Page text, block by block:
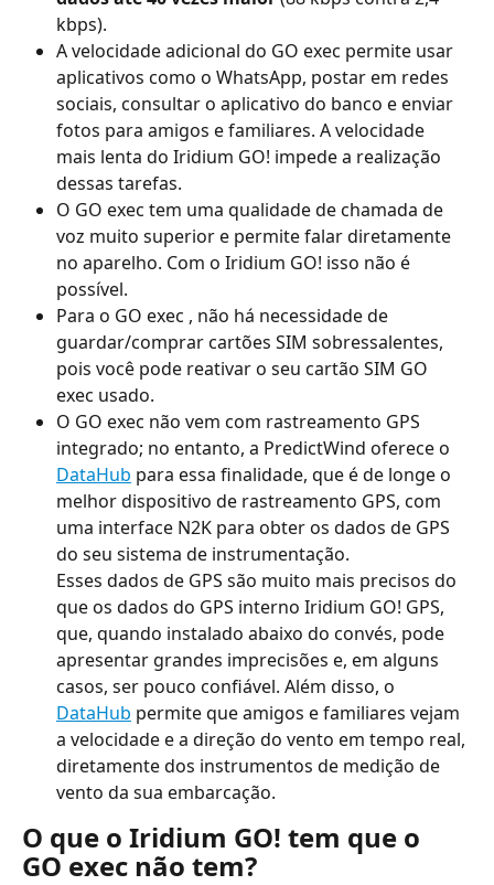
kbps).
A velocidade adicional do GO exec permite usar
aplicativos como o WhatsApp, postar em redes
sociais, consultar o aplicativo do banco e enviar
fotos para amigos e familiares. A velocidade
mais lenta do Iridium GO! impede a realização
dessas tarefas.
O GO exec tem uma qualidade de chamada de
voz muito superior e permite falar diretamente
no aparelho. Com o Iridium GO! isso não é
possível.
Para o GO exec , não há necessidade de
guardar/comprar cartões SIM sobressalentes,
pois você pode reativar o seu cartão SIM GO
exec usado.
O GO exec não vem com rastreamento GPS
integrado; no entanto, a PredictWind oferece o
DataHub para essa finalidade, que é de longe o
melhor dispositivo de rastreamento GPS, com
uma interface N2K para obter os dados de GPS
do seu sistema de instrumentação.
Esses dados de GPS são muito mais precisos do
que os dados do GPS interno Iridium GO! GPS,
que, quando instalado abaixo do convés, pode
apresentar grandes imprecisões e, em alguns
casos, ser pouco confiável. Além disso, o
DataHub permite que amigos e familiares vejam
a velocidade e a direção do vento em tempo real,
diretamente dos instrumentos de medição de
vento da sua embarcação.
O que o Iridium GO! tem que o
GO exec não tem?